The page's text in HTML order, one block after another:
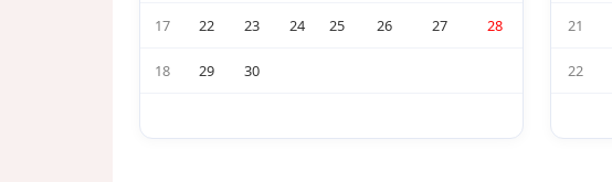
17 22 23 24 25 26 27 28
18 29 30
21
22